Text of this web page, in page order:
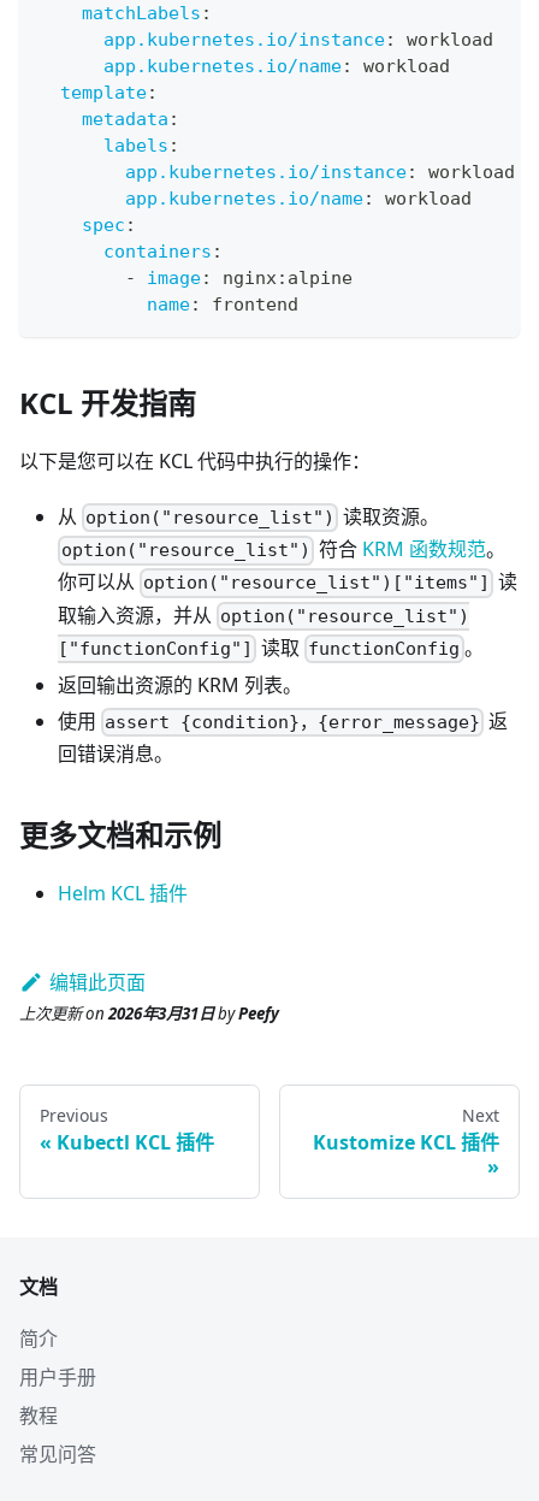
matchLabels :
app.kubernetes.io/instance:
workload
app.kubernetes.io/name:
workload
template:
metadata :
labels :
app.kubernetes.io/instance:
workload
app.kubernetes.io/name:
workload
spec :
containers :
-
image: nginx: alpine
name: frontend
KCL 开发指南
以下是您可以在 KCL 代码中执行的操作：
从 option("resource_list") 读取资源。
option("resource_list") 符合 KRM 函数规范。
你可以从 option("resource_list")["items"]
读
取输入资源，并从 option("resource_list")
["functionConfig"] 读取 functionConfig 。
返回输出资源的 KRM 列表。
使用 assert {condition}，{error_message} 返
回错误消息。
更多文档和示例
Helm KCL 插件
编辑此页面
上次更新on2026年3月31日byPeefy
Previous
Kubectl KCL 插件
Next
Kustomize KCL 插件
文档
简介
用户手册
教程
常见问答